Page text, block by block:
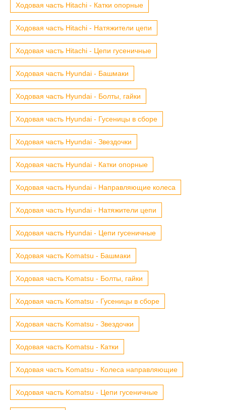
Ходовая часть Hitachi - Катки опорные
Ходовая часть Hitachi - Натяжители цепи
Ходовая часть Hitachi - Цепи гусеничные
Ходовая часть Hyundai - Башмаки
Ходовая часть Hyundai - Болты, гайки
Ходовая часть Hyundai - Гусеницы в сборе
Ходовая часть Hyundai - Звездочки
Ходовая часть Hyundai - Катки опорные
Ходовая часть Hyundai - Направляющие колеса
Ходовая часть Hyundai - Натяжители цепи
Ходовая часть Hyundai - Цепи гусеничные
Ходовая часть Komatsu - Башмаки
Ходовая часть Komatsu - Болты, гайки
Ходовая часть Komatsu - Гусеницы в сборе
Ходовая часть Komatsu - Звездочки
Ходовая часть Komatsu - Катки
Ходовая часть Komatsu - Колеса направляющие
Ходовая часть Komatsu - Цепи гусеничные